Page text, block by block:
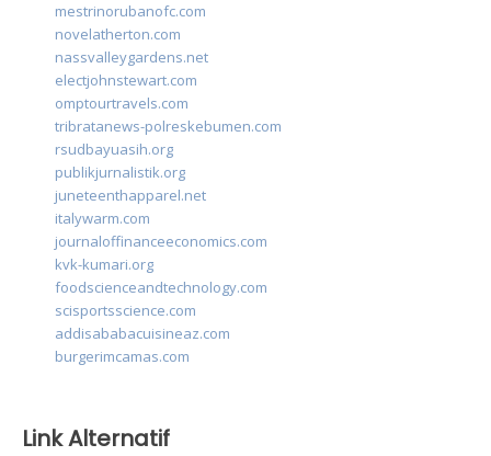
mestrinorubanofc.com
novelatherton.com
nassvalleygardens.net
electjohnstewart.com
omptourtravels.com
tribratanews-polreskebumen.com
rsudbayuasih.org
publikjurnalistik.org
juneteenthapparel.net
italywarm.com
journaloffinanceeconomics.com
kvk-kumari.org
foodscienceandtechnology.com
scisportsscience.com
addisababacuisineaz.com
burgerimcamas.com
Link Alternatif